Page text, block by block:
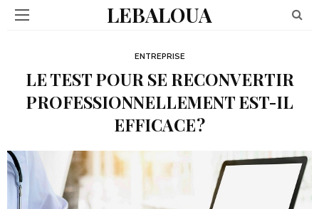
LEBALOUA
ENTREPRISE
LE TEST POUR SE RECONVERTIR
PROFESSIONNELLEMENT EST-IL
EFFICACE ?